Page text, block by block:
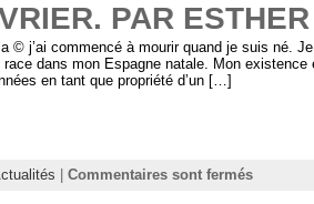
PAR
© j’ai commencé à mourir quand je suis né.
dans mon Espagne natale. Mon
en tant que propriété d’un […]
Commentaires sont fermés